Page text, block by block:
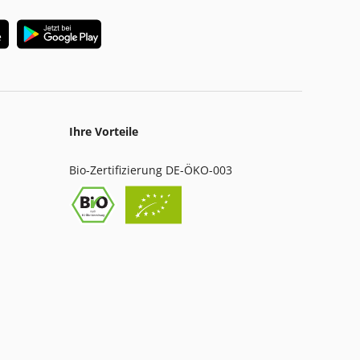
Ihre Vorteile
Bio-Zertifizierung DE-ÖKO-003